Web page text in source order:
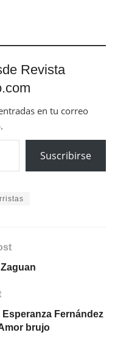
Revista
en tu correo
Suscribirse
Fernández
brujo